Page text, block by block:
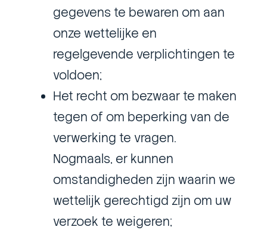
gegevens te bewaren om aan
onze wettelijke en
regelgevende verplichtingen te
voldoen;
Het recht om bezwaar te maken
tegen of om beperking van de
verwerking te vragen.
Nogmaals, er kunnen
omstandigheden zijn waarin we
wettelijk gerechtigd zijn om uw
verzoek te weigeren;